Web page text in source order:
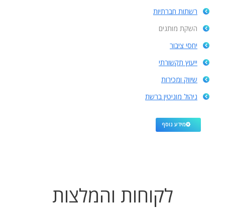
רשתות חברתיות
השקת מותגים
יחסי ציבור
ייעוץ תקשורתי
שיווק ומכירות
ניהול מוניטין ברשת
מידע נוסף
לקוחות והמלצות